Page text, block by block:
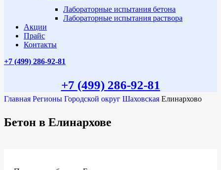
Лабораторные испытания бетона
Лабораторные испытания раствора
Акции
Прайс
Контакты
+7 (499) 286-92-81
+7 (499) 286-92-81
Главная Регионы Городской округ Шаховская Елинархово
Бетон в Елинархове